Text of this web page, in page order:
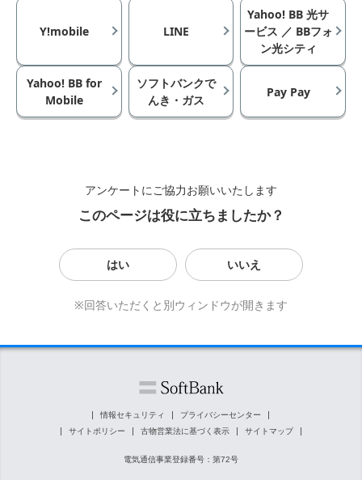
Y!mobile LINE
Yahoo! BB 光サ
ービス ／ BBフォ
ン光シティ
Yahoo! BB for
Mobile
ソフトバンクで
んき・ガス
Pay Pay
アンケートにご協力お願いいたします
このページは役に立ちましたか？
はい いいえ
※回答いただくと別ウィンドウが開きます
情報セキュリティ
プライバシーセンター
サイトポリシー
古物営業法に基づく表示 サイトマップ
電気通信事業登録番号：第72号